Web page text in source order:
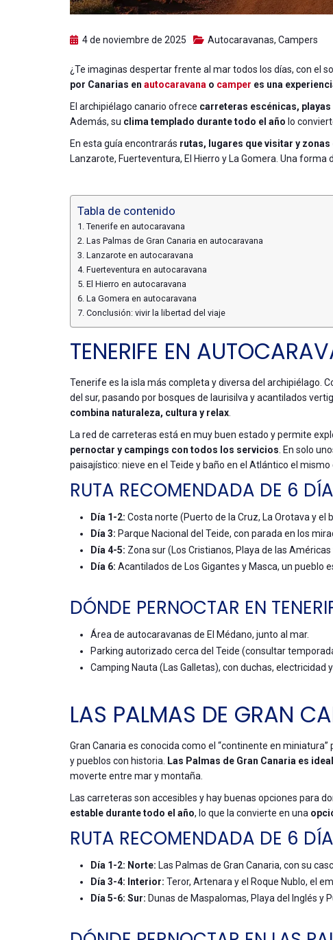
4 de noviembre de 2025 Autocaravanas, Campers
¿Te imaginas despertar frente al mar todos los días, con el
por Canarias en autocaravana o camper es una
El archipiélago canario ofrece carreteras escénicas,
Además, su clima templado durante todo el año lo
En esta guía encontrarás rutas, lugares que visitar y
Lanzarote, Fuerteventura, El Hierro y La Gomera. Una
Tabla de contenido
Tenerife en autocaravana
Las Palmas de Gran Canaria en autocaravana
Lanzarote en autocaravana
Fuerteventura en autocaravana
El Hierro en autocaravana
La Gomera en autocaravana
Conclusión: vivir la libertad del viaje
TENERIFE EN
Tenerife es la isla más completa y diversa del archipiélago.
del sur, pasando por bosques de laurisilva y acantilados
combina naturaleza, cultura y relax
La red de carreteras está en muy buen estado y permite
pernoctar y campings con todos los servicios . En solo
paisajístico: nieve en el Teide y baño en el Atlántico el mismo
RUTA RECOMENDADA DE 6
Día 1-2: Costa norte (Puerto de la Cruz, La Orotava y el
Día 3: Parque Nacional del Teide, con parada en los
Día 4-5: Zona sur (Los Cristianos, Playa de las Américas
Día 6: Acantilados de Los Gigantes y Masca, un pueblo
DÓNDE PERNOCTAR EN
Área de autocaravanas de El Médano, junto al mar.
Parking autorizado cerca del Teide (consultar
Camping Nauta (Las Galletas), con duchas, electricidad y
LAS PALMAS DE GRAN
Gran Canaria es conocida como el “continente en
y pueblos con historia.
Las Palmas de Gran Canaria es
moverte entre mar y montaña.
Las carreteras son accesibles y hay buenas opciones para
estable durante todo el año, lo que la convierte en una
RUTA RECOMENDADA DE 6
Día 1-2: Norte: Las Palmas de Gran Canaria, con su
Día 3-4: Interior: Teror, Artenara y el Roque Nublo, el
Día 5-6: Sur: Dunas de Maspalomas, Playa del Inglés y